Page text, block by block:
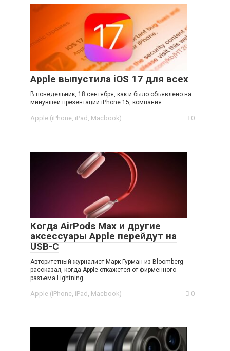
Apple выпустила iOS 17 для всех
В понедельник, 18 сентября, как и было объявлено на
минувшей презентации iPhone 15, компания
Apple (iPhone, iPad, Macbook) 0
Когда AirPods Max и другие
аксессуары Apple перейдут на
USB-C
Авторитетный журналист Марк Гурман из Bloomberg
рассказал, когда Apple откажется от фирменного
разъема Lightning
Apple (iPhone, iPad, Macbook) 0